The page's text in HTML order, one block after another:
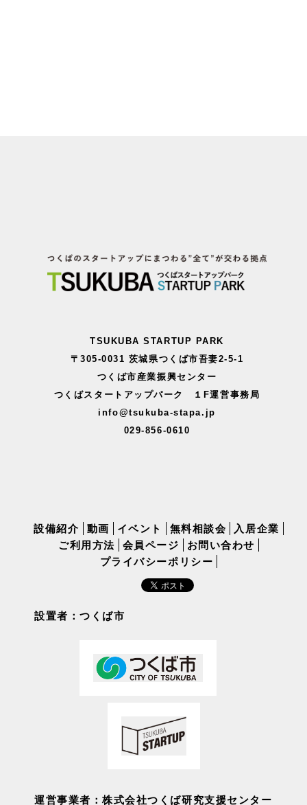
TSUKUBA STARTUP PARK
〒305-0031 茨城県つくば市吾妻2-5-1
つくば市産業振興センター
つくばスタートアップパーク １F運営事務局
info@tsukuba-stapa.jp
029-856-0610
設備紹介 動画 イベント 無料相談会
入居企業
ご利用方法
会員ページ
お問い合わせ
プライバシーポリシー
設置者：つくば市
運営事業者：株式会社つくば研究支援センター